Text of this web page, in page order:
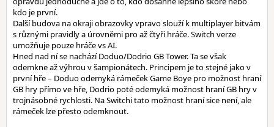
kdo je první.
Další budova na okraji obrazovky vpravo slouží k multiplayer bitvám
s různými pravidly a úrovněmi pro až čtyři hráče. Switch verze
umožňuje pouze hráče vs AI.
Hned nad ní se nachází Doduo/Dodrio GB Tower. Ta se však
odemkne až výhrou v šampionátech. Principem je to stejné jako v
první hře – Doduo odemyká rámeček Game Boye pro možnost hraní
GB hry přímo ve hře, Dodrio poté odemyká možnost hraní GB hry v
trojnásobné rychlosti. Na Switchi tato možnost hraní sice není, ale
rámeček lze přesto odemknout.